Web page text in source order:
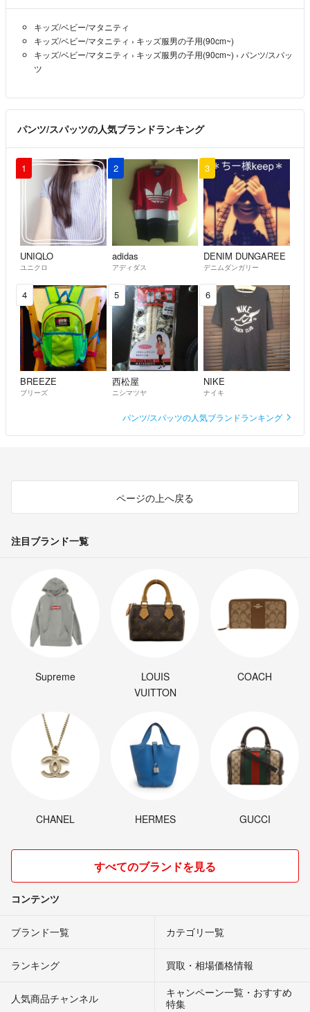
キッズ/ベビー/マタニティ
キッズ/ベビー/マタニティ › キッズ服男の子用(90cm~)
キッズ/ベビー/マタニティ › キッズ服男の子用(90cm~) › パンツ/スパッ
ツ
パンツ/スパッツの人気ブランドランキング
1
UNIQLO
ユニクロ
2
adidas
アディダス
3
DENIM DUNGAREE
デニムダンガリー
4
BREEZE
ブリーズ
5
西松屋
ニシマツヤ
6
NIKE
ナイキ
パンツ/スパッツの人気ブランドランキング
ページの上へ戻る
注目ブランド一覧
Supreme
LOUIS
VUITTON
COACH
CHANEL HERMES GUCCI
すべてのブランドを見る
コンテンツ
ブランド一覧 カテゴリ一覧
ランキング 買取・相場価格情報
人気商品チャンネル
キャンペーン一覧・おすすめ
特集